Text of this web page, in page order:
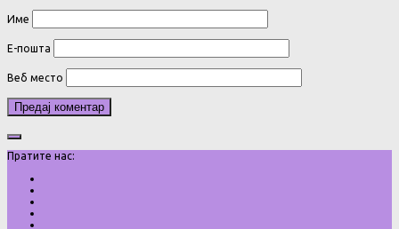
Име
Е-пошта
Веб место
Пратите нас: